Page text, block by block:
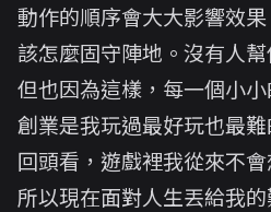
動作的順序會大大影響效
該怎麼固守陣地。沒有人
但也因為這樣，每一個小
創業是我玩過最好玩也最
回頭看，遊戲裡我從來不
所以現在面對人生丟給我